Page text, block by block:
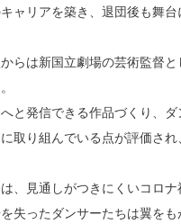
ャリアを築き、退団後も舞台
らは新国立劇場の芸術監督
と発信できる作品づくり、
取り組んでいる点が評価され
、見通しがつきにくいコロナ
失ったダンサーたちは翼をも